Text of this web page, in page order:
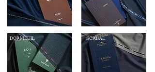
DORMEUIL SCABAL